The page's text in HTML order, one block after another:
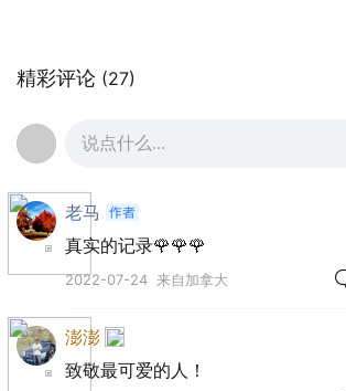
1950年，美军悍然发动侵略朝
16岁的赵秀珍，积极响应党和
赳，气昂昂，跨过鸭绿江。
正值青春年少的妈妈，和许多
别了亲人，告别了上海，跟随志愿
妈妈在朝鲜近两年，得到了战
鲜战场，她在77师文工队，从事部
精彩评论 (27)
说点什么...
老马
真实的记录🌹🌹🌹
2022-07-24 来自加拿大
澎澎
致敬最可爱的人！